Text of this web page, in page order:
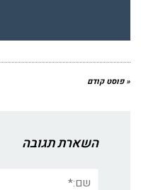
« פוסט קודם
השארת תגובה